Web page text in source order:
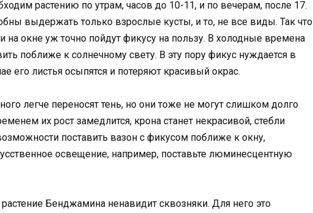
растению по утрам, часов до 10-11, и по вечерам, после 17.
выдержать только взрослые кусты, и то, не все виды. Так что
на окне уж точно пойдут фикусу на пользу. В холодные времена
поближе к солнечному свету. В эту пору фикус нуждается в
его листья осыпятся и потеряют красивый окрас.
легче переносят тень, но они тоже не могут слишком долго
их рост замедлится, крона станет некрасивой, стебли
поставить вазон с фикусом поближе к окну,
освещение, например, поставьте люминесцентную
растение Бенджамина ненавидит сквозняки. Для него это